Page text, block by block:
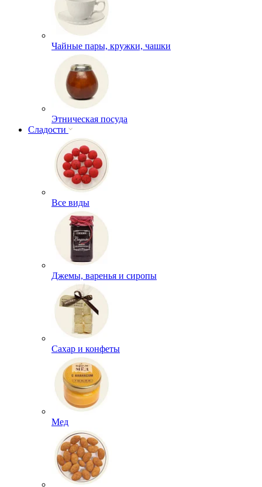
Чайные пары, кружки, чашки
Этническая посуда
Сладости
Все виды
Джемы, варенья и сиропы
Сахар и конфеты
Мед